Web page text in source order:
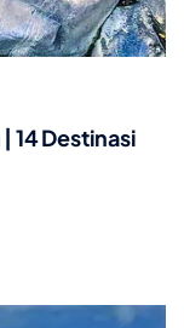
14 Destinasi